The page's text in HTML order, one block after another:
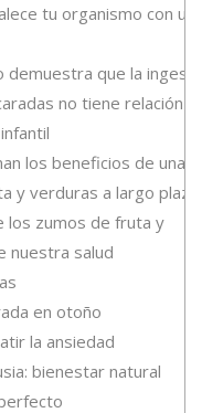
tu organismo con un
que la ingesta
no tiene relación
los beneficios de una
y verduras a largo plazo
los zumos de fruta y
nuestra salud
en otoño
la ansiedad
bienestar natural